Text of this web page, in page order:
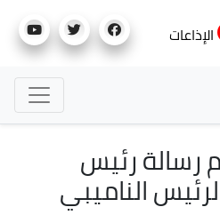
إلى
رسالة رئيس
الناميبي